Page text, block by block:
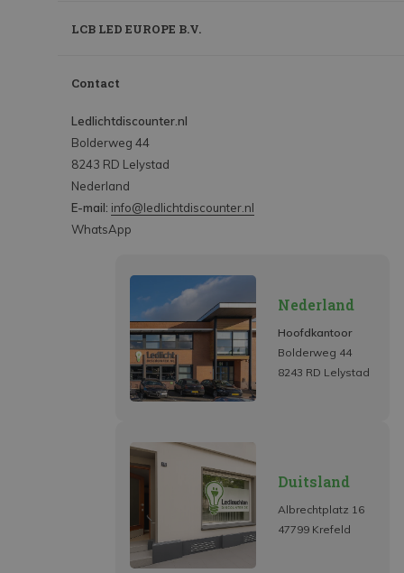
LCB LED EUROPE B.V.
Contact
Ledlichtdiscounter.nl
Bolderweg 44
8243 RD Lelystad
Nederland
E-mail: info@ledlichtdiscounter.nl
WhatsApp
Nederland
Hoofdkantoor
Bolderweg 44
8243 RD Lelystad
Duitsland
Albrechtplatz 16
47799 Krefeld